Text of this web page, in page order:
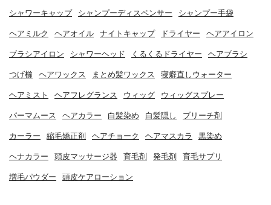
シャワーキャップ シャンプーディスペンサー シャンプー手袋
ヘアミルク ヘアオイル ナイトキャップ ドライヤー ヘアアイロン
ブラシアイロン シャワーヘッド くるくるドライヤー ヘアブラシ
つげ櫛 ヘアワックス まとめ髪ワックス 寝癖直しウォーター
ヘアミスト ヘアフレグランス ウィッグ ウィッグスプレー
パーマムース ヘアカラー 白髪染め 白髪隠し ブリーチ剤
カーラー 縮毛矯正剤 ヘアチョーク ヘアマスカラ 黒染め
ヘナカラー 頭皮マッサージ器 育毛剤 発毛剤 育毛サプリ
増毛パウダー 頭皮ケアローション